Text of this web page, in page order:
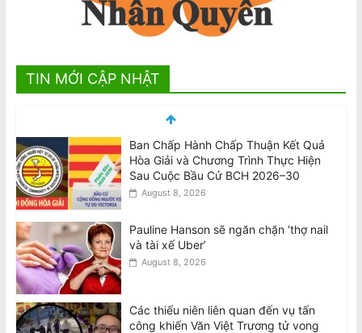
TIN MỚI CẬP NHẬT
Pauline Hanson sẽ ngăn chặn ‘thợ nail
và tài xế Uber’
August 8, 2026
Các thiếu niên liên quan đến vụ tấn
công khiến Văn Việt Trương tử vong
được tại ngoại
Teens involved in fatal attack on Van
Viet Truong freed on bail